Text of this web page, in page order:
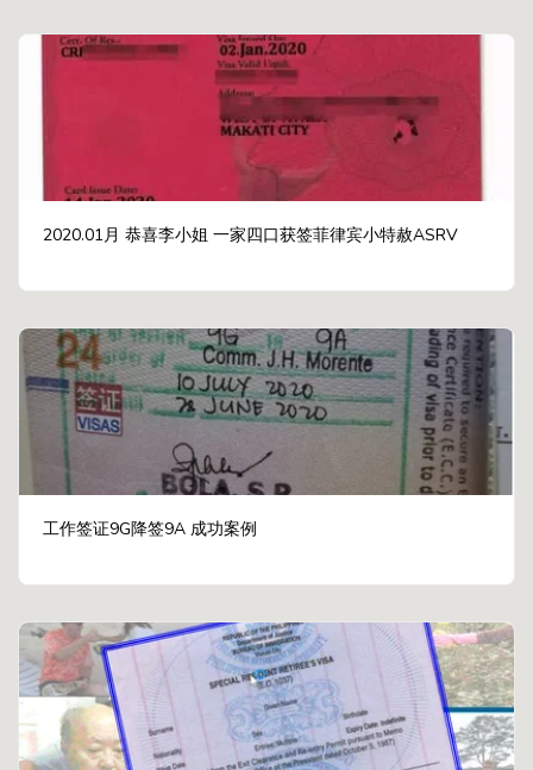
2020.01月 恭喜李小姐 一家四口获签菲律宾小特赦ASRV
工作签证9G降签9A 成功案例